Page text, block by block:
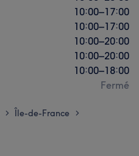
10:00–17:00
10:00–17:00
10:00–20:00
10:00–20:00
10:00–18:00
Fermé
> Île-de-France >